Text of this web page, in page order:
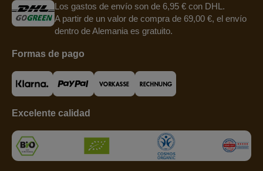
Los gastos de envío son de 6,95 € con DHL.
A partir de un valor de compra de 69,00 €, el envío
dentro de Alemania es gratuito.
Formas de pago
Excelente calidad